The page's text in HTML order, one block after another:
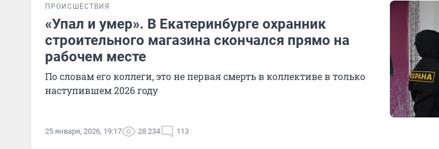
ПРОИСШЕСТВИЯ
«Упал и умер». В Екатеринбурге охранник
строительного магазина скончался прямо на
рабочем месте
По словам его коллеги, это не первая смерть в коллективе в только
наступившем 2026 году
25 января, 2026, 19:17 28 234 113